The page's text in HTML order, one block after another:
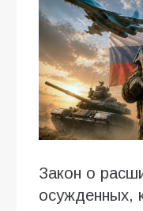
Закон о
осужденных,